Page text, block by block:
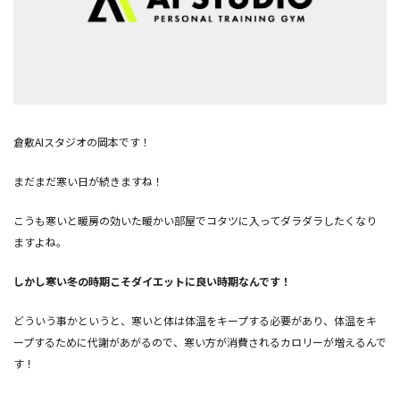
倉敷AIスタジオの岡本です！
まだまだ寒い日が続きますね！
こうも寒いと暖房の効いた暖かい部屋でコタツに入ってダラダラしたくなり
ますよね。
しかし寒い冬の時期こそダイエットに良い時期なんです！
どういう事かというと、寒いと体は体温をキープする必要があり、体温をキ
ープするために代謝があがるので、寒い方が消費されるカロリーが増えるんで
す！